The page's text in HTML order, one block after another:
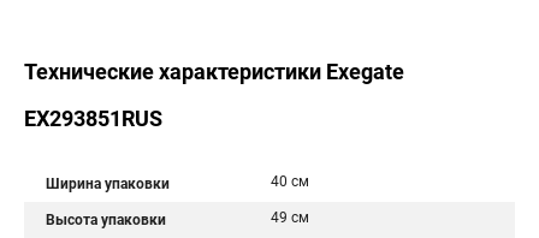
Технические характеристики Exegate
EX293851RUS
Ширина упаковки 40 см
Высота упаковки 49 см